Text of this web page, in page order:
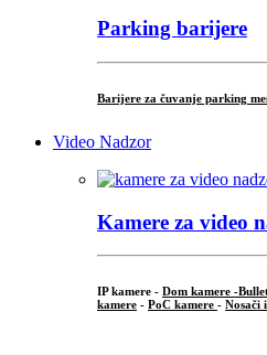
Parking barijere
Barijere za čuvanje parking
Video Nadzor
Kamere za video
IP kamere - Dom kamere -
kamere - PoC kamere - Nosači